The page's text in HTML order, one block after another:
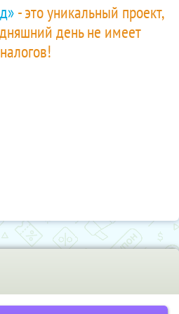
- это уникальный проект,
день не имеет